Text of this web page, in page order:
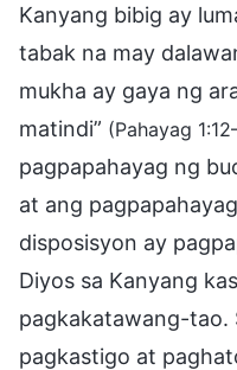
Kanyang bibig ay
tabak na may
mukha ay gaya ng
matindi” (Pahayag
pagpapahayag ng
at ang
disposisyon ay
Diyos sa Kanyang
pagkakatawang-tao.
pagkastigo at